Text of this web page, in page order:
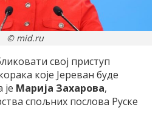
© mid.ru
свој приступ
које Јереван буде
Марија Захарова,
спољних послова Руске